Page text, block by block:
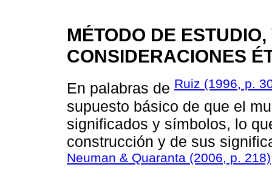
MÉTODO DE
CONSIDERACIONES
En palabras de Ruiz (1996, p.
supuesto básico de que el
significados y símbolos, lo
construcción y de sus
Neuman & Quaranta (2006, p. 218)